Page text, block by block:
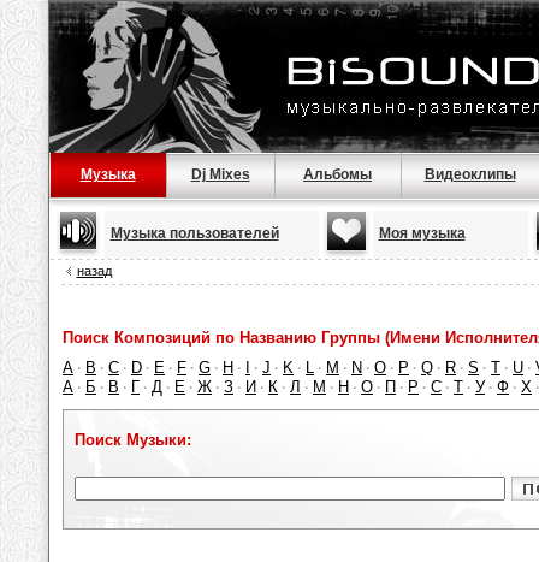
Музыка Dj Mixes Альбомы Видеоклипы
Музыка пользователей Моя музыка
назад
Поиск Композиций по Названию Группы (Имени
A · B · C · D · E · F · G · H · · J · K · L · M · N · O · P · Q · R · S · T · U ·
А · Б · В · Г · Д · Е · Ж · З · И · К · Л · М · Н · О · П · Р · С · Т · У · Ф · Х
Поиск Музыки: